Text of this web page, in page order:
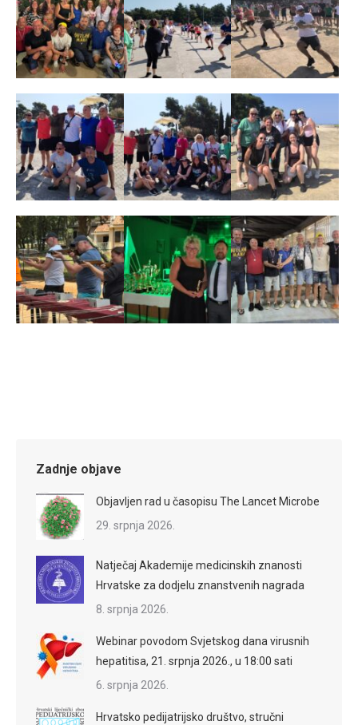
Zadnje objave
Objavljen rad u časopisu The Lancet Microbe
29. srpnja 2026.
Natječaj Akademije medicinskih znanosti
Hrvatske za dodjelu znanstvenih nagrada
8. srpnja 2026.
Webinar povodom Svjetskog dana virusnih
hepatitisa, 21. srpnja 2026., u 18:00 sati
6. srpnja 2026.
Hrvatsko pedijatrijsko društvo, stručni